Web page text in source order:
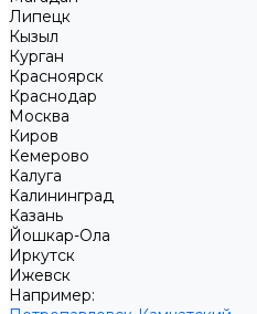
Липецк
Кызыл
Курган
Красноярск
Краснодар
Москва
Киров
Кемерово
Калуга
Калининград
Казань
Йошкар-Ола
Иркутск
Ижевск
Например: